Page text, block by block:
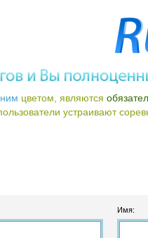
цветом, являются
устраивают
Имя: